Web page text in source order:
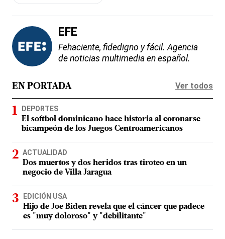
EFE
Fehaciente, fidedigno y fácil. Agencia
de noticias multimedia en español.
EN PORTADA Ver todos
DEPORTES
El softbol dominicano hace historia al coronarse
bicampeón de los Juegos Centroamericanos
ACTUALIDAD
Dos muertos y dos heridos tras tiroteo en un
negocio de Villa Jaragua
EDICIÓN USA
Hijo de Joe Biden revela que el cáncer que padece
es "muy doloroso" y "debilitante"